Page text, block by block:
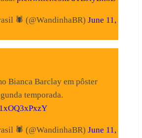
🕷️ (@WandinhaBR) June 11,
Bianca Barclay em pôster
temporada.
🕷️ (@WandinhaBR) June 11,